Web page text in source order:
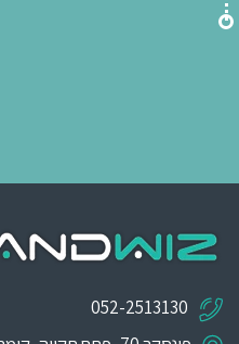
052-2513130